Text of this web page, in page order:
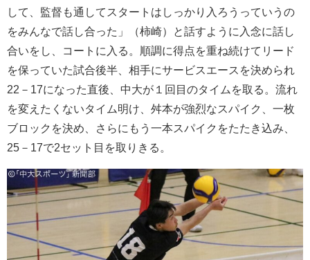
して、監督も通してスタートはしっかり入ろうっていうの
をみんなで話し合った」（柿崎）と話すように入念に話し
合いをし、コートに入る。順調に得点を重ね続けてリード
を保っていた試合後半、相手にサービスエースを決められ
22－17になった直後、中大が１回目のタイムを取る。流れ
を変えたくないタイム明け、舛本が強烈なスパイク、一枚
ブロックを決め、さらにもう一本スパイクをたたき込み、
25－17で2セット目を取りきる。